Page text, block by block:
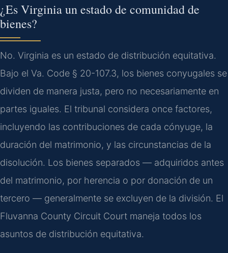
¿Es Virginia un estado de comunidad de
bienes?
No. Virginia es un estado de distribución equitativa.
Bajo el Va. Code § 20-107.3, los bienes conyugales se
dividen de manera justa, pero no necesariamente en
partes iguales. El tribunal considera once factores,
incluyendo las contribuciones de cada cónyuge, la
duración del matrimonio, y las circunstancias de la
disolución. Los bienes separados — adquiridos antes
del matrimonio, por herencia o por donación de un
tercero — generalmente se excluyen de la división. El
Fluvanna County Circuit Court maneja todos los
asuntos de distribución equitativa.